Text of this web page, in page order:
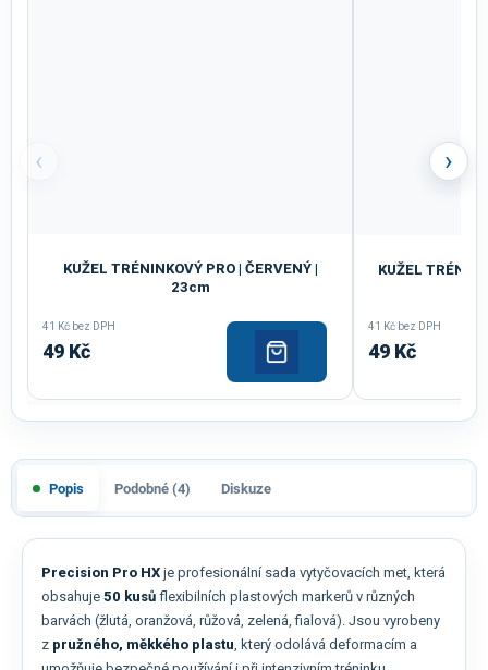
‹
KUŽEL TRÉNINKOVÝ PRO | ČERVENÝ |
23cm
41 Kč bez DPH
49 Kč
KUŽEL
41 Kč bez DPH
49 Kč
›
Popis Podobné (4) Diskuze
Precision Pro HX je profesionální sada vytyčovacích met, která
obsahuje 50 kusů flexibilních plastových markerů v různých
barvách (žlutá, oranžová, růžová, zelená, fialová). Jsou vyrobeny
z pružného, měkkého plastu, který odolává deformacím a